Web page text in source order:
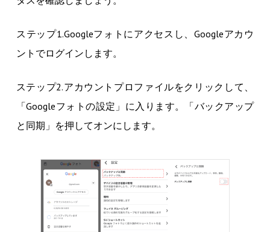
ステップ1.Googleフォトにアクセスし、Googleアカウ
ントでログインします。
ステップ2.アカウントプロファイルをクリックして、
「Googleフォトの設定」に入ります。「バックアップ
と同期」を押してオンにします。